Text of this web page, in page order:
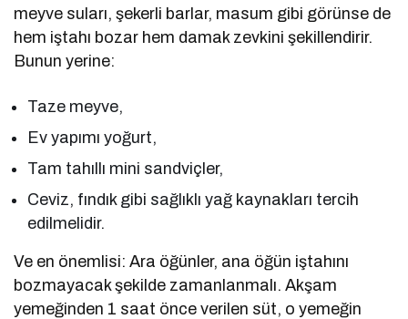
meyve suları, şekerli barlar, masum gibi görünse de
hem iştahı bozar hem damak zevkini şekillendirir.
Bunun yerine:
Taze meyve,
Ev yapımı yoğurt,
Tam tahıllı mini sandviçler,
Ceviz, fındık gibi sağlıklı yağ kaynakları tercih
edilmelidir.
Ve en önemlisi: Ara öğünler, ana öğün iştahını
bozmayacak şekilde zamanlanmalı. Akşam
yemeğinden 1 saat önce verilen süt, o yemeğin